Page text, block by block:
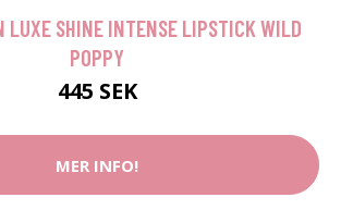
LUXE SHINE INTENSE LIPSTICK WILD
POPPY
445 SEK
MER INFO!